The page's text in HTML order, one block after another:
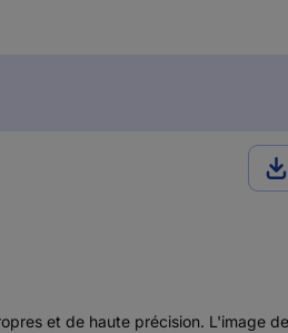
et de haute précision. L'image